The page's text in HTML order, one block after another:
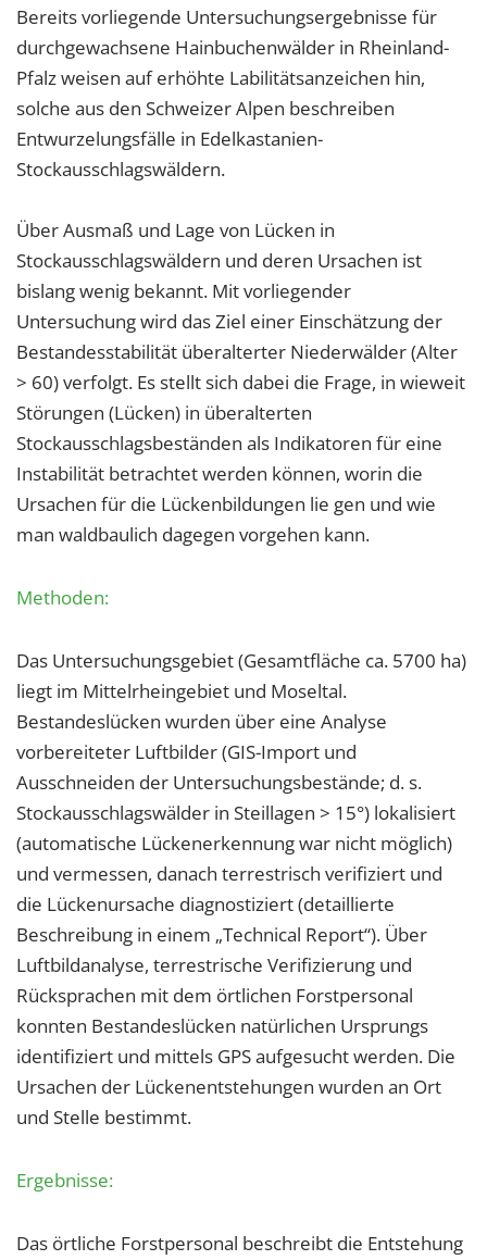
Bereits vorliegende Untersuchungsergebnisse für
durchgewachsene Hainbuchenwälder in Rheinland-
Pfalz weisen auf erhöhte Labilitätsanzeichen hin,
solche aus den Schweizer Alpen beschreiben
Entwurzelungsfälle in Edelkastanien-
Stockausschlagswäldern.
Über Ausmaß und Lage von Lücken in
Stockausschlagswäldern und deren Ursachen ist
bislang wenig bekannt. Mit vorliegender
Untersuchung wird das Ziel einer Einschätzung der
Bestandesstabilität überalterter Niederwälder (Alter
> 60) verfolgt. Es stellt sich dabei die Frage, in wieweit
Störungen (Lücken) in überalterten
Stockausschlagsbeständen als Indikatoren für eine
Instabilität betrachtet werden können, worin die
Ursachen für die Lückenbildungen lie gen und wie
man waldbaulich dagegen vorgehen kann.
Methoden:
Das Untersuchungsgebiet (Gesamtfläche ca. 5700 ha)
liegt im Mittelrheingebiet und Moseltal.
Bestandeslücken wurden über eine Analyse
vorbereiteter Luftbilder (GIS-Import und
Ausschneiden der Untersuchungsbestände; d. s.
Stockausschlagswälder in Steillagen > 15°) lokalisiert
(automatische Lückenerkennung war nicht möglich)
und vermessen, danach terrestrisch verifiziert und
die Lückenursache diagnostiziert (detaillierte
Beschreibung in einem „Technical Report“). Über
Luftbildanalyse, terrestrische Verifizierung und
Rücksprachen mit dem örtlichen Forstpersonal
konnten Bestandeslücken natürlichen Ursprungs
identifiziert und mittels GPS aufgesucht werden. Die
Ursachen der Lückenentstehungen wurden an Ort
und Stelle bestimmt.
Ergebnisse:
Das örtliche Forstpersonal beschreibt die Entstehung
Name:
cookie_consent
Zweck:
Dieser Cookie speichert die ausgewählten
Einverständnis-Optionen des Benutzers
Cookie Laufzeit:
EXTERNE MEDIEN
Um Inhalte von Videoplattformen und Social Media
Plattformen anzeigen zu können, werden von
YouTube
Vimeo